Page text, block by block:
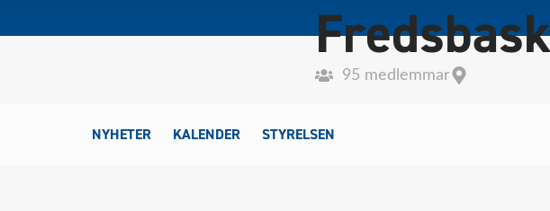
95 medlemmar
NYHETER KALENDER STYRELSEN